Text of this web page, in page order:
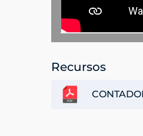
Recursos